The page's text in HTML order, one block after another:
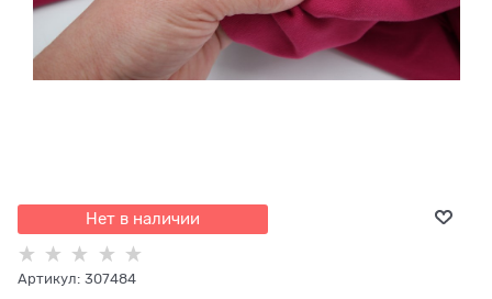
Нет в наличии
Артикул: 307484